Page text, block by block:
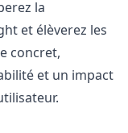
la
et élèverez les
concret,
et un impact